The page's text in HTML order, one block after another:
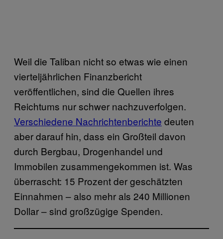
Weil die Taliban nicht so etwas wie einen
vierteljährlichen Finanzbericht
veröffentlichen, sind die Quellen ihres
Reichtums nur schwer nachzuverfolgen.
Verschiedene Nachrichtenberichte deuten
aber darauf hin, dass ein Großteil davon
durch Bergbau, Drogenhandel und
Immobilen zusammengekommen ist. Was
überrascht: 15 Prozent der geschätzten
Einnahmen – also mehr als 240 Millionen
Dollar – sind großzügige Spenden.